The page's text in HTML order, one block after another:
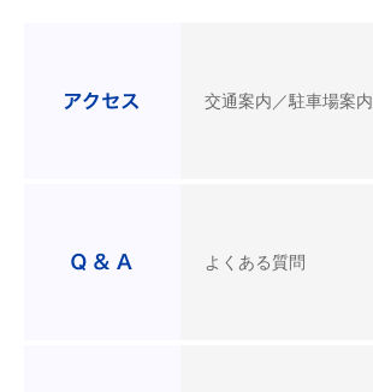
交通案内／駐車場案内
よくある質問